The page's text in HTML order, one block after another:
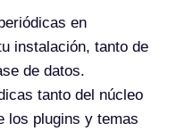
en
instalación, tanto de
de datos.
tanto del núcleo
los plugins y temas